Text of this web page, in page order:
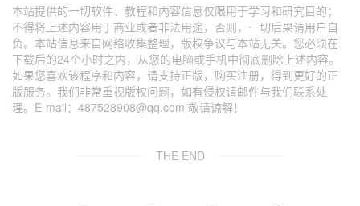
本站提供的一切软件、教程和内容信息仅限用于学习和研究目的；
不得将上述内容用于商业或者非法用途，否则，一切后果请用户自
负。本站信息来自网络收集整理，版权争议与本站无关。您必须在
下载后的24个小时之内，从您的电脑或手机中彻底删除上述内容。
如果您喜欢该程序和内容，请支持正版，购买注册，得到更好的正
版服务。我们非常重视版权问题，如有侵权请邮件与我们联系处
理。E-mail：487528908@qq.com 敬请谅解！
THE END